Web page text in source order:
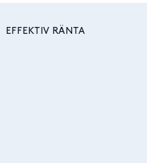
EFFEKTIV RÄNTA